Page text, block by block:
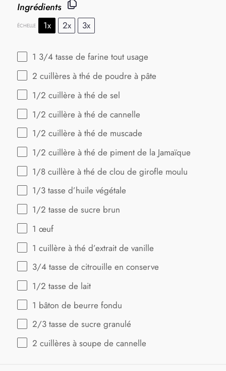
Ingrédients
ÉCHELLE 1x 2x 3x
1 3/4 tasse de farine tout usage
2 cuillères à thé de poudre à pâte
1/2 cuillère à thé de sel
1/2 cuillère à thé de cannelle
1/2 cuillère à thé de muscade
1/2 cuillère à thé de piment de la Jamaïque
1/8 cuillère à thé de clou de girofle moulu
1/3 tasse d’huile végétale
1/2 tasse de sucre brun
1 œuf
1 cuillère à thé d’extrait de vanille
3/4 tasse de citrouille en conserve
1/2 tasse de lait
1 bâton de beurre fondu
2/3 tasse de sucre granulé
2 cuillères à soupe de cannelle